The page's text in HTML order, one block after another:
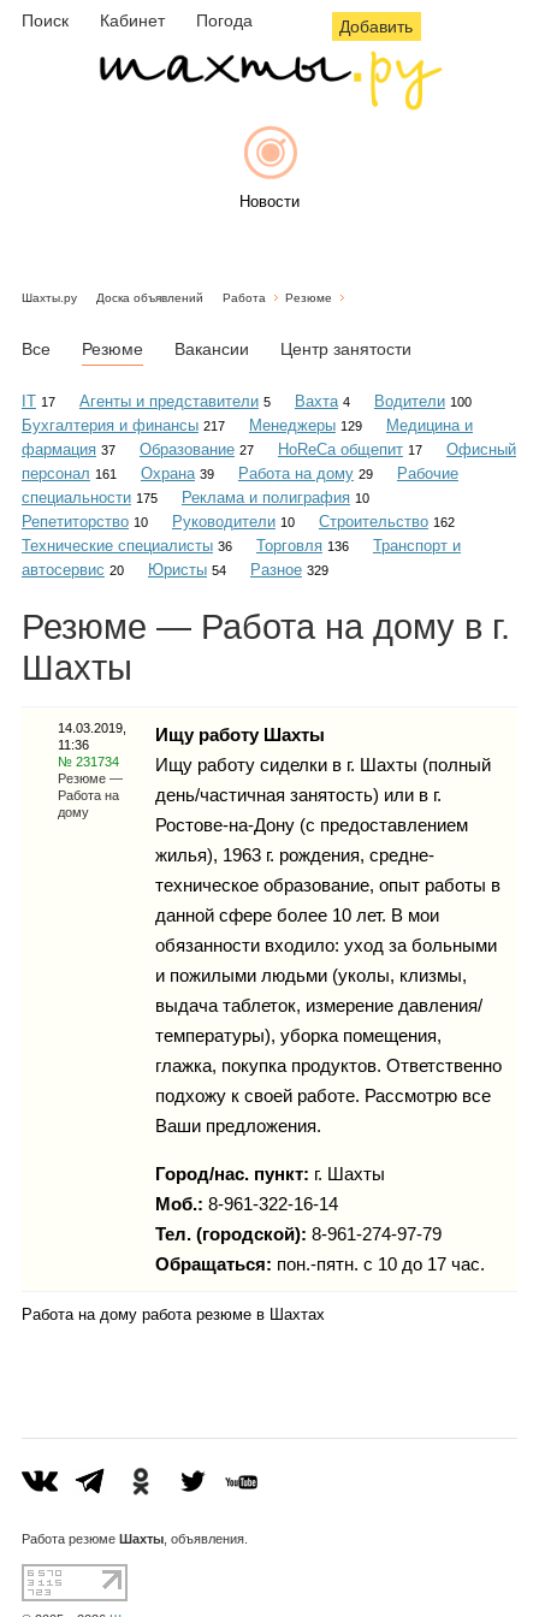
Поиск Кабинет Погода Добавить
Новости
Объявления
Каталог
Гороскоп
Карты
Фотогалерея
Шахты.ру Доска объявлений Работа Резюме
Все Резюме Вакансии Центр занятости
IT 17 Агенты и представители 5 Вахта 4 Водители 100
Бухгалтерия и финансы 217 Менеджеры 129
Медицина и
фармация 37 Образование 27 HoReCa общепит 17
Офисный
персонал 161 Охрана 39 Работа на дому 29
Рабочие
специальности 175 Реклама и полиграфия 10
Репетиторство 10 Руководители 10 Строительство 162
Технические специалисты 36 Торговля 136
Транспорт и
автосервис 20 Юристы 54 Разное 329
Резюме — Работа на дому в г.
Шахты
14.03.2019,
11:36
№ 231734
Резюме —
Работа на
дому
Ищу работу Шахты
Ищу работу сиделки в г. Шахты (полный
день/частичная занятость) или в г.
Ростове-на-Дону (с предоставлением
жилья), 1963 г. рождения, средне-
техническое образование, опыт работы в
данной сфере более 10 лет. В мои
обязанности входило: уход за больными
и пожилыми людьми (уколы, клизмы,
выдача таблеток, измерение давления/
температуры), уборка помещения,
глажка, покупка продуктов. Ответственно
подхожу к своей работе. Рассмотрю все
Ваши предложения.
Город/нас. пункт: г. Шахты
Моб.: 8-961-322-16-14
Тел. (городской): 8-961-274-97-79
Обращаться: пон.-пятн. с 10 до 17 час.
Работа на дому работа резюме в Шахтах
Работа резюме Шахты, объявления.